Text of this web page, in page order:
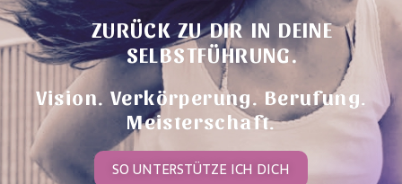
ZURÜCK ZU DIR IN DEINE
SELBSTFÜHRUNG.
Vision. Verkörperung. Berufung.
Meisterschaft.
SO UNTERSTÜTZE ICH DICH